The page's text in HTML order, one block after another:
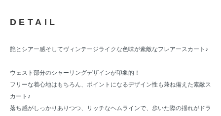
DETAIL
艶とシアー感そしてヴィンテージライクな色味が素敵なフレアースカート♪
ウェスト部分のシャーリングデザインが印象的！
フリーな着心地はもちろん、ポイントになるデザイン性も兼ね備えた素敵ス
カート♪
落ち感がしっかりありつつ、リッチなヘムラインで、歩いた際の揺れがドラ